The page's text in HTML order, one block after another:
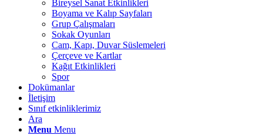
Bireysel Sanat Etkinlikleri
Boyama ve Kalıp Sayfaları
Grup Çalışmaları
Sokak Oyunları
Cam, Kapı, Duvar Süslemeleri
Çerçeve ve Kartlar
Kağıt Etkinlikleri
Spor
Dokümanlar
İletişim
Sınıf etkinliklerimiz
Ara
Menu Menu